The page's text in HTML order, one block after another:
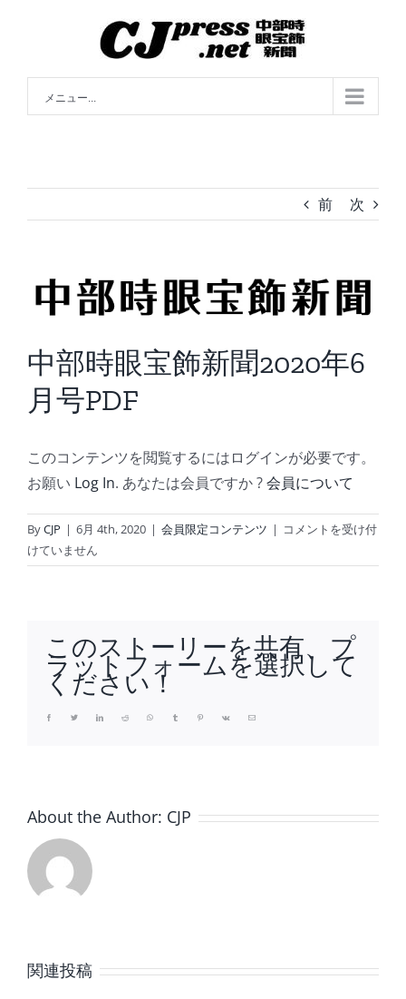
メニュー...
前 次
中部時眼宝飾新聞2020年6
月号PDF
このコンテンツを閲覧するにはログインが必要です。
お願い Log In. あなたは会員ですか ?会員について
ByCJP | 6月 4th, 2020 | 会員限定コンテンツ | 中
時
飾
新
聞
は
コメントを受け付
けていません
このストーリーを共有、プ
ラットフォームを選択して
ください！
FacebookTwitter LinkedInReddit Whatsapp Tumblr PinterestVk Email
About the Author: CJP
関連投稿